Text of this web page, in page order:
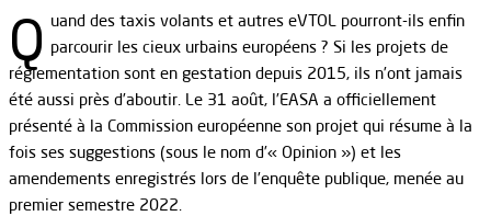
Q uand des taxis volants et autres eVTOL pourront-ils enfin
parcourir les cieux urbains européens ? Si les projets de
réglementation sont en gestation depuis 2015, ils n’ont jamais
été aussi près d’aboutir. Le 31 août, l’EASA a officiellement
présenté à la Commission européenne son projet qui résume à la
fois ses suggestions (sous le nom d’« Opinion ») et les
amendements enregistrés lors de l’enquête publique, menée au
premier semestre 2022.